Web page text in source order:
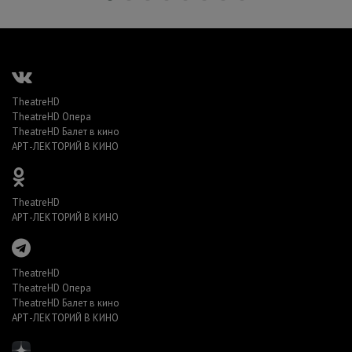
TheatreHD
TheatreHD Опера
TheatreHD Балет в кино
АРТ-ЛЕКТОРИЙ В КИНО
TheatreHD
АРТ-ЛЕКТОРИЙ В КИНО
TheatreHD
TheatreHD Опера
TheatreHD Балет в кино
АРТ-ЛЕКТОРИЙ В КИНО